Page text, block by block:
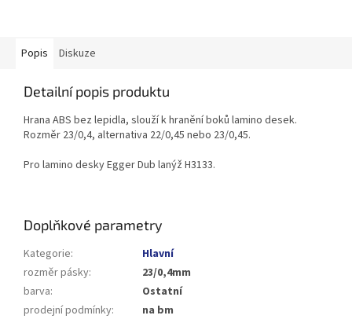
Popis Diskuze
Detailní popis produktu
Hrana ABS bez lepidla, slouží k hranění boků lamino desek.
Rozměr 23/0,4, alternativa 22/0,45 nebo 23/0,45.
Pro lamino desky Egger Dub lanýž H3133.
Doplňkové parametry
Kategorie:
Hlavní
rozměr pásky:
23/0,4mm
barva:
Ostatní
prodejní podmínky:
na bm